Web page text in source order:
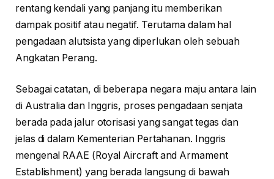
rentang kendali yang panjang itu memberikan
dampak positif atau negatif. Terutama dalam hal
pengadaan alutsista yang diperlukan oleh sebuah
Angkatan Perang.
Sebagai catatan, di beberapa negara maju antara lain
di Australia dan Inggris, proses pengadaan senjata
berada pada jalur otorisasi yang sangat tegas dan
jelas di dalam Kementerian Pertahanan. Inggris
mengenal RAAE (Royal Aircraft and Armament
Establishment) yang berada langsung di bawah